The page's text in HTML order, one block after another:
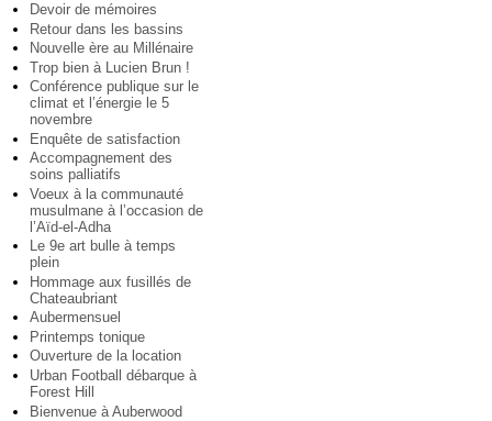
Devoir de mémoires
Retour dans les bassins
Nouvelle ère au Millénaire
Trop bien à Lucien Brun !
Conférence publique sur le
climat et l’énergie le 5
novembre
Enquête de satisfaction
Accompagnement des
soins palliatifs
Voeux à la communauté
musulmane à l’occasion de
l’Aïd-el-Adha
Le 9e art bulle à temps
plein
Hommage aux fusillés de
Chateaubriant
Aubermensuel
Printemps tonique
Ouverture de la location
Urban Football débarque à
Forest Hill
Bienvenue à Auberwood